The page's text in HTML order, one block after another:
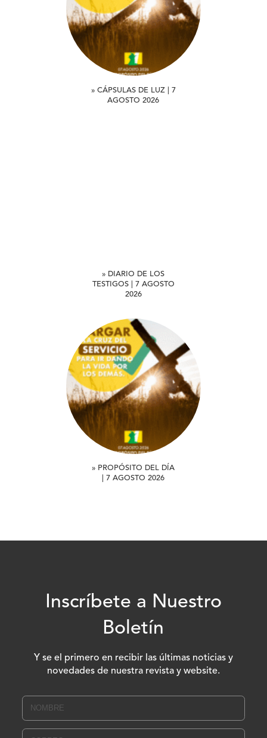
» CÁPSULAS DE LUZ | 7
AGOSTO 2026
» DIARIO DE LOS
TESTIGOS | 7 AGOSTO
2026
» PROPÓSITO DEL DÍA
| 7 AGOSTO 2026
Inscríbete a Nuestro
Boletín
Y se el primero en recibir las últimas noticias y
novedades de nuestra revista y website.